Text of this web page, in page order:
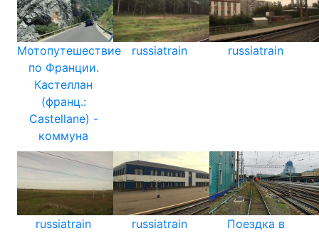
Мотопутешествие
по Франции.
Кастеллан
(франц.:
Castellane) -
коммуна
russiatrain russiatrain
russiatrain russiatrain Поездка в